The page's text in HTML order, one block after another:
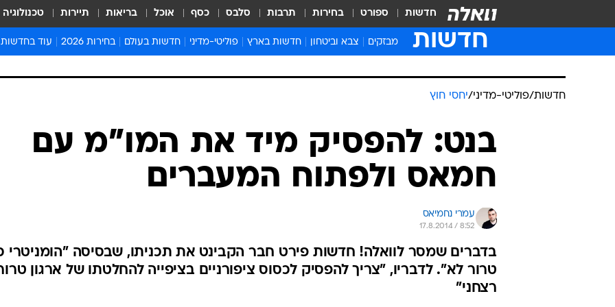
חדשות ספורט בחירות תרבות סלבס כסף אוכל בריאות תיירות טכנולוגיה
חדשות מבזקים צבא וביטחון חדשות בארץ
בריאות
חברה ורווחה
פוליטי-מדיני חדשות בעולם
אפריקה
בחירות 2026 עוד בחדשות
מדע וסביבה
לוח שנה
חדשות יהדות
חדשות/פוליטי-מדיני/יחסי חוץ
בנט: להפסיק מיד את המו"מ עם
חמאס ולפתוח המעברים
עמרי נחמיאס
17.8.2014 / 8:52
בדברים שמסר לוואלה! חדשות פירט חבר הקבינט את תכניתו, שבסיסה "הומניטרי
טרור לא". לדבריו, "צריך להפסיק לכסוס ציפורניים בציפייה להחלטתו של ארגון
רצחני"